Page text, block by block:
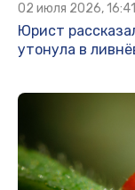
02 июля 2026, 16:41
Юрист
утонула в